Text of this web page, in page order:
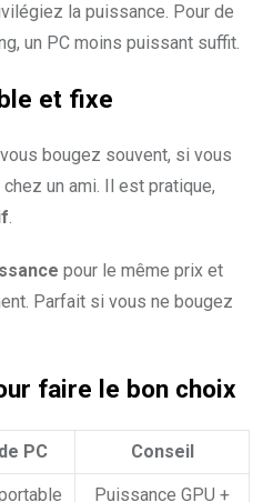
la puissance. Pour de
un PC moins puissant suffit.
et fixe
bougez souvent, si vous
un ami. Il est pratique,
.
pour le même prix et
Parfait si vous ne bougez
faire le bon choix
PC Conseil
Puissance GPU +